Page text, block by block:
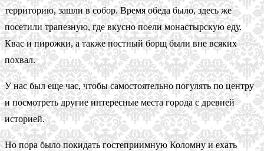
территорию, зашли в собор. Время обеда было, здесь же
посетили трапезную, где вкусно поели монастырскую еду.
Квас и пирожки, а также постный борщ были вне всяких
похвал.
У нас был еще час, чтобы самостоятельно погулять по центру
и посмотреть другие интересные места города с древней
историей.
Но пора было покидать гостеприимную Коломну и ехать